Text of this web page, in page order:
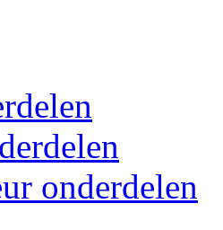
onderdelen